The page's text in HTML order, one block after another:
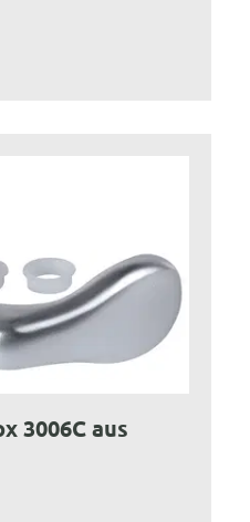
3006C aus